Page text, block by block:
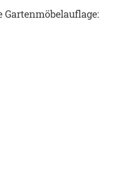
Gartenmöbelauflage: